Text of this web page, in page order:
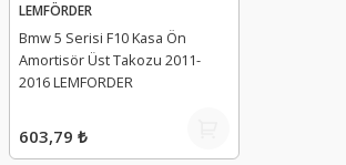
LEMFÖRDER
Bmw 5 Serisi F10 Kasa Ön
Amortisör Üst Takozu 2011-
2016 LEMFORDER
603,79 ₺